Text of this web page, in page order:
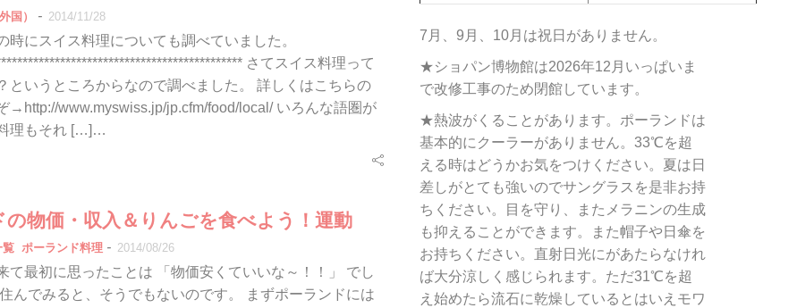
国） - 2014/11/28
時にスイス料理についても調べていました。
さてスイス料理って
というところからなので調べました。 詳しくはこちらの
→http://www.myswiss.jp/jp.cfm/food/local/ いろんな語圏が
理もそれ […]…
の物価・収入＆りんごを食べよう！運動
覧 ポーランド料理 - 2014/08/26
て最初に思ったことは 「物価安くていいな～！！」 でし
んでみると、そうでもないのです。 まずポーランドには
7月、9月、10月は祝日がありません。
★ショパン博物館は2026年12月いっぱいま
で改修工事のため閉館しています。
★熱波がくることがあります。ポーランドは
基本的にクーラーがありません。33℃を超
える時はどうかお気をつけください。夏は日
差しがとても強いのでサングラスを是非お持
ちください。目を守り、またメラニンの生成
も抑えることができます。また帽子や日傘を
お持ちください。直射日光にがあたらなけれ
ば大分涼しく感じられます。ただ31℃を超
え始めたら流石に乾燥しているとはいえモワ